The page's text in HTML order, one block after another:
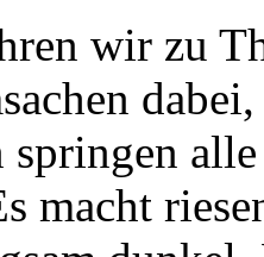
wir zu
springen
macht